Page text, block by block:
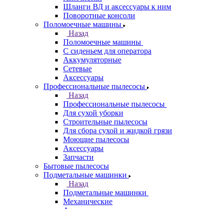
Шланги ВД и аксессуары к ним
Поворотные консоли
Поломоечные машины
Назад
Поломоечные машины
С сиденьем для оператора
Аккумуляторные
Сетевые
Аксессуары
Профессиональные пылесосы
Назад
Профессиональные пылесосы
Для сухой уборки
Строительные пылесосы
Для сбора сухой и жидкой грязи
Моющие пылесосы
Аксессуары
Запчасти
Бытовые пылесосы
Подметальные машинки
Назад
Подметальные машинки
Механические